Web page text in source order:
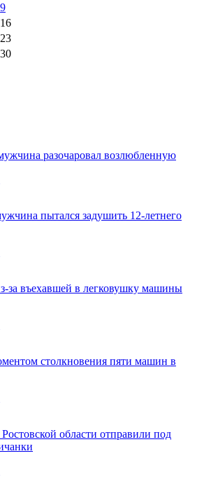
9
16
23
30
разочаровал возлюбленную
пытался задушить 12-летнего
за въехавшей в легковушку машины
столкновения пяти машин в
области отправили под